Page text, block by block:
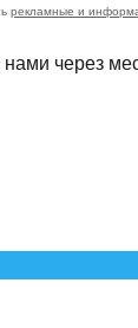
рекламные и
нами через